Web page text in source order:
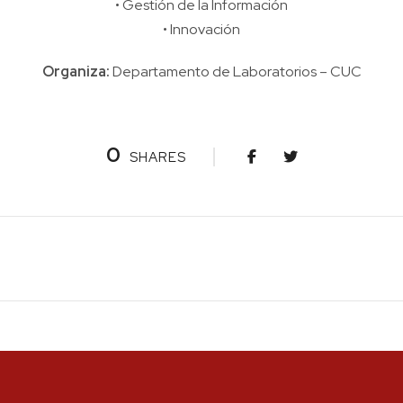
• Gestión de la Información
• Innovación
Organiza:Departamento de Laboratorios – CUC
0 SHARES